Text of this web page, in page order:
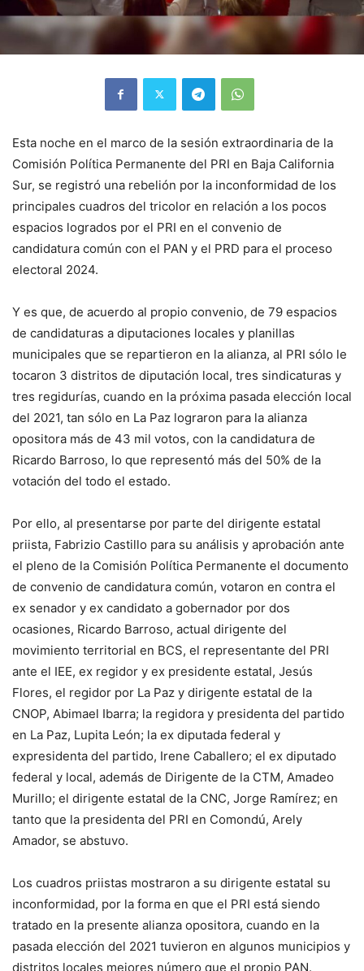
Esta noche en el marco de la sesión extraordinaria de la
Comisión Política Permanente del PRI en Baja California
Sur, se registró una rebelión por la inconformidad de los
principales cuadros del tricolor en relación a los pocos
espacios logrados por el PRI en el convenio de
candidatura común con el PAN y el PRD para el proceso
electoral 2024.
Y es que, de acuerdo al propio convenio, de 79 espacios
de candidaturas a diputaciones locales y planillas
municipales que se repartieron en la alianza, al PRI sólo le
tocaron 3 distritos de diputación local, tres sindicaturas y
tres regidurías, cuando en la próxima pasada elección local
del 2021, tan sólo en La Paz lograron para la alianza
opositora más de 43 mil votos, con la candidatura de
Ricardo Barroso, lo que representó más del 50% de la
votación del todo el estado.
Por ello, al presentarse por parte del dirigente estatal
priista, Fabrizio Castillo para su análisis y aprobación ante
el pleno de la Comisión Política Permanente el documento
de convenio de candidatura común, votaron en contra el
ex senador y ex candidato a gobernador por dos
ocasiones, Ricardo Barroso, actual dirigente del
movimiento territorial en BCS, el representante del PRI
ante el IEE, ex regidor y ex presidente estatal, Jesús
Flores, el regidor por La Paz y dirigente estatal de la
CNOP, Abimael Ibarra; la regidora y presidenta del partido
en La Paz, Lupita León; la ex diputada federal y
expresidenta del partido, Irene Caballero; el ex diputado
federal y local, además de Dirigente de la CTM, Amadeo
Murillo; el dirigente estatal de la CNC, Jorge Ramírez; en
tanto que la presidenta del PRI en Comondú, Arely
Amador, se abstuvo.
Los cuadros priistas mostraron a su dirigente estatal su
inconformidad, por la forma en que el PRI está siendo
tratado en la presente alianza opositora, cuando en la
pasada elección del 2021 tuvieron en algunos municipios y
distritos locales mejores número que el propio PAN.